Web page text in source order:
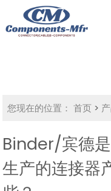
您现在的位置： 首页 >
Binder/宾德
生产的连接器